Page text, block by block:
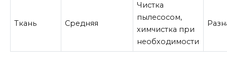
Ткань Средняя
Чистка
пылесосом,
химчистка при
необходимости